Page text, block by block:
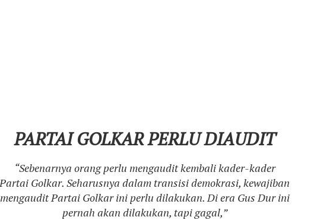
PARTAI GOLKAR PERLU DIAUDIT
“Sebenarnya orang perlu mengaudit kembali kader-kader
Partai Golkar. Seharusnya dalam transisi demokrasi, kewajiban
mengaudit Partai Golkar ini perlu dilakukan. Di era Gus Dur ini
pernah akan dilakukan, tapi gagal,”